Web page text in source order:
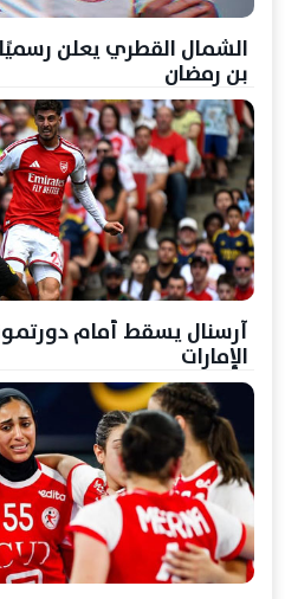
الشمال القطري يعلن
بن رمضان
آرسنال يسقط أمام
الإمارات